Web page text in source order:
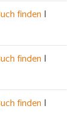
finden |
finden |
finden |